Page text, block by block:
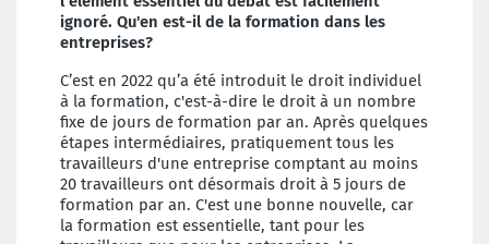
ignoré. Qu'en est-il de la formation dans les
entreprises?
C’est en 2022 qu’a été introduit le droit individuel
à la formation, c'est-à-dire le droit à un nombre
fixe de jours de formation par an. Après quelques
étapes intermédiaires, pratiquement tous les
travailleurs d'une entreprise comptant au moins
20 travailleurs ont désormais droit à 5 jours de
formation par an. C'est une bonne nouvelle, car
la formation est essentielle, tant pour les